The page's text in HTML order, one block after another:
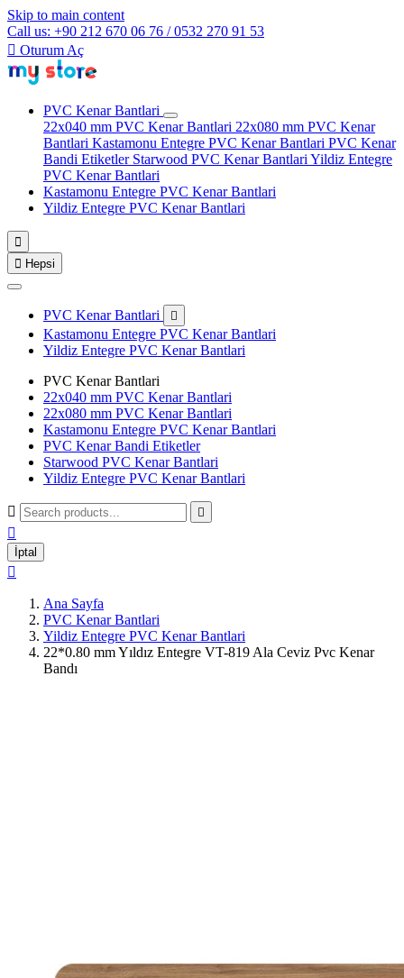
Skip to main content
Call us: +90 212 670 06 76 / 0532 270 91 53
 Oturum Aç
PVC Kenar Bantlari
22x040 mm PVC Kenar Bantlari 22x080 mm PVC Kenar
Bantlari Kastamonu Entegre PVC Kenar Bantlari PVC Kenar
Bandi Etiketler Starwood PVC Kenar Bantlari Yildiz Entegre
PVC Kenar Bantlari
Kastamonu Entegre PVC Kenar Bantlari
Yildiz Entegre PVC Kenar Bantlari

 Hepsi
PVC Kenar Bantlari 
Kastamonu Entegre PVC Kenar Bantlari
Yildiz Entegre PVC Kenar Bantlari
PVC Kenar Bantlari
22x040 mm PVC Kenar Bantlari
22x080 mm PVC Kenar Bantlari
Kastamonu Entegre PVC Kenar Bantlari
PVC Kenar Bandi Etiketler
Starwood PVC Kenar Bantlari
Yildiz Entegre PVC Kenar Bantlari
 

İptal

Ana Sayfa
PVC Kenar Bantlari
Yildiz Entegre PVC Kenar Bantlari
22*0.80 mm Yıldız Entegre VT-819 Ala Ceviz Pvc Kenar
Bandı